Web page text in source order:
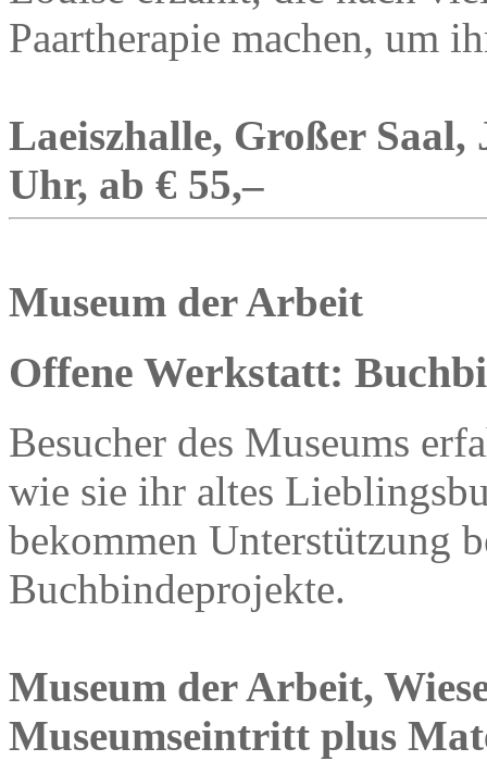
Paartherapie machen, um
Laeiszhalle, Großer Saal,
Uhr, ab € 55,–
Museum der Arbeit
Offene Werkstatt:
Besucher des Museums
wie sie ihr altes
bekommen Unterstützung
Buchbindeprojekte.
Museum der Arbeit,
Museumseintritt plus